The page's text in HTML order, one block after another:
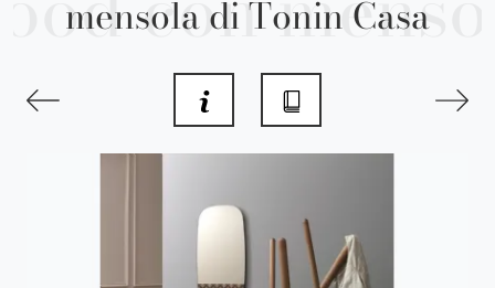
mensola di Tonin Casa